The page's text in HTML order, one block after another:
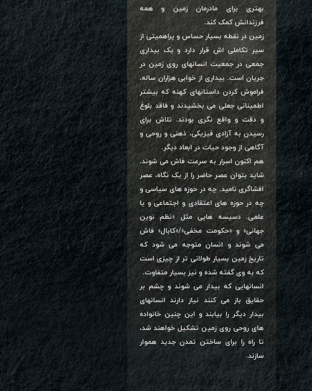
بهتری برای مادرمان زمین و همه
فرزندانش کمک کند.
زمین در نقطه بسیار حساس و پراهمیتی از
سیر تکاملی اش قرار دارد و یک بیداری
جمعی در جمعیت انسانهای روی زمین در
جریان است. بیداری از خوابی هزاران ساله،
فراموش کردن داستانهای کهنه که بیشتر
اطمینانی جعلی می بخشیدند و فاقد بلوغ
و دقت و واقع نگری بودند. تلاش برای
رسیدن به آزادی فیزیکی، ذهنی و روحی و
آگاهی از وجود حیات در ابعاد دیگر.
هم اکنون اسرار به سرعت فاش می شوند.
شاید بتوان عصر حاضر را از یک نگاه، عصر
افشاگری نامید. چه در حوزه های سیاسی و
چه در حوزه های اعتقادی و اجتماعی و یا
علمی. دسیسه هایی مثل «نظم نوین
جهانی» و «حکومت مخفی»/«کابال» فاش
می شوند و انسان متوجه می شود که
تاریخ زمین بسیار طولانی تر از چیزی است
که به وی گفته شده و نیز بسیار متفاوت.
انسانهایی که بیدار می شوند و چشم بر
حقایق باز می کنند نیاز دارند انسانهای
بیدار دیگر را بیابند و این چنین خانواده
های روحی روی زمین تشکیل خواهند شد،
تا راه را برای ساختن تمدن جدید هموار
سازند.